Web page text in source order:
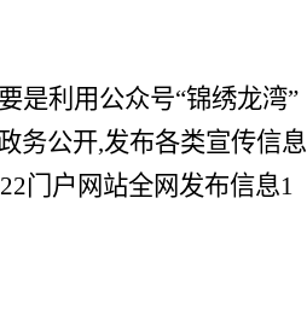
是利用公众号“锦绣龙湾”
务公开,发布各类宣传信息
门户网站全网发布信息1